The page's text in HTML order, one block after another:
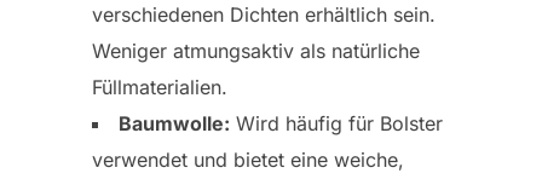
verschiedenen Dichten erhältlich sein.
Weniger atmungsaktiv als natürliche
Füllmaterialien.
Baumwolle: Wird häufig für Bolster
verwendet und bietet eine weiche,